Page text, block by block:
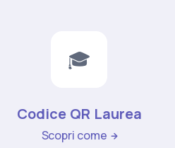
🎓
Codice QR Laurea
Scopri come